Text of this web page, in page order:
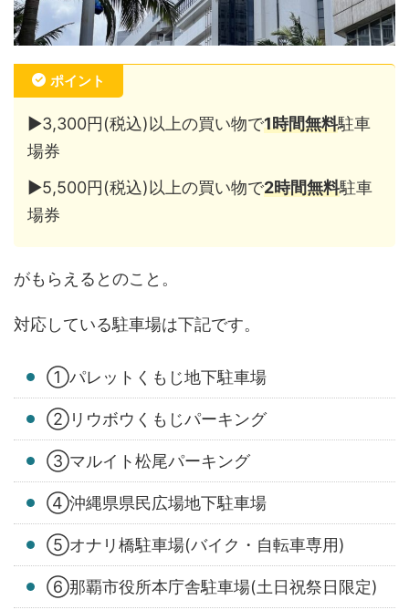
ポイント
▶︎3,300円(税込)以上の買い物で1時間無料駐車
場券
▶︎5,500円(税込)以上の買い物で2時間無料駐車
場券
がもらえるとのこと。
対応している駐車場は下記です。
①パレットくもじ地下駐車場
②リウボウくもじパーキング
③マルイト松尾パーキング
④沖縄県県民広場地下駐車場
⑤オナリ橋駐車場(バイク・自転車専用)
⑥那覇市役所本庁舎駐車場(土日祝祭日限定)